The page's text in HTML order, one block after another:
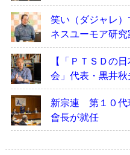
笑い（ダジャレ
ネスユーモア研究
【「ＰＴＳＤの
会」代表・黒井秋
新宗連 第１０代
會長が就任